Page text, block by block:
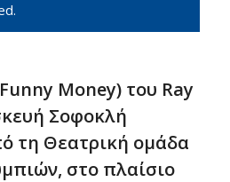
Money) του Ray
Σοφοκλή
τη Θεατρική ομάδα
στο πλαίσιο